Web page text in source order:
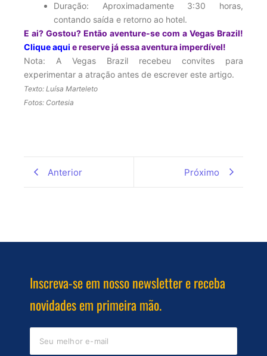
Duração: Aproximadamente 3:30 horas,
contando saída e retorno ao hotel.
E ai? Gostou? Então aventure-se com a Vegas Brazil!
Clique aqui e reserve já essa aventura imperdível!
Nota: A Vegas Brazil recebeu convites para
experimentar a atração antes de escrever este artigo.
Texto: Luísa Marteleto
Fotos: Cortesia
Anterior Próximo
Inscreva-se em nosso newsletter e receba
novidades em primeira mão.